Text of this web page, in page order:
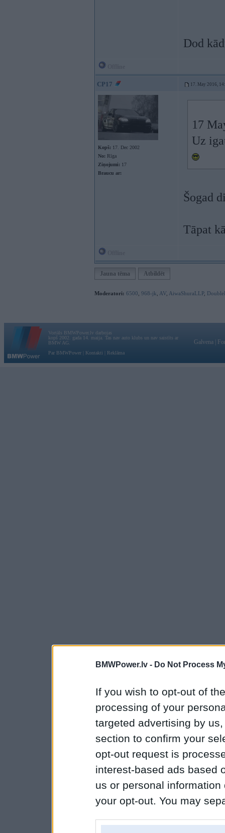
BMWPower.lv - Do Not Process
If you wish to opt-out of
processing of your
targeted advertising by
section to confirm your
opt-out request is
interest-based ads based
us or personal
your opt-out. You may
Dod
CP17 17. May 2016,
Kopš: 17. Dec 2002
No: Rīga
Ziņojumi: 17
Braucu ar:
17
Uz
Šogad
Tāpat
Jauna tēma Atbildēt
Moderatori: 6500 968-jk AV AiwaShuraLLP,
Vortāls BMWPower.lv darbojas
kopš 2002. gada 14. maija. Tas nav auto klubs un nav saistīts ar
BMW AG.
Par BMWPower
Kontakti Reklāma
Galvena